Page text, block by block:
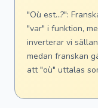
"Où est...?":
"var" i funktion,
inverterar vi
medan franskan
att "où" uttalas